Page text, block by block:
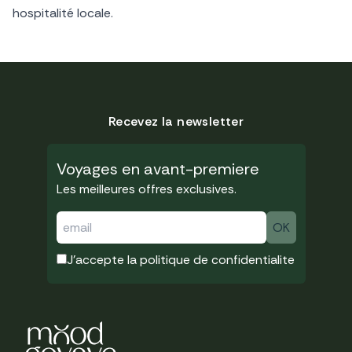
hospitalité locale.
Recevez la newsletter
Voyages en avant-premiere
Les meilleures offres exclusives.
J'accepte lapolitique de confidentialite